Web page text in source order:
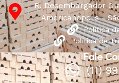
R. Desembargador
Americanópolis -
Política
Política de
Fale
(11)